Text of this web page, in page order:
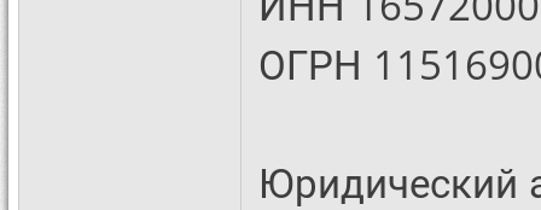
ОГРН
Юридический